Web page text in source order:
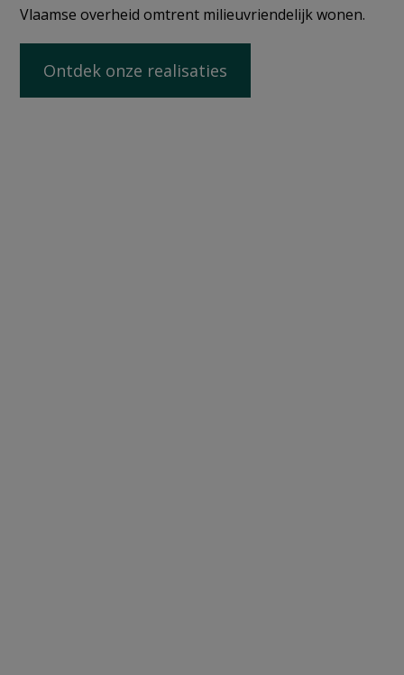
Vlaamse overheid omtrent milieuvriendelijk wonen.
Ontdek onze realisaties